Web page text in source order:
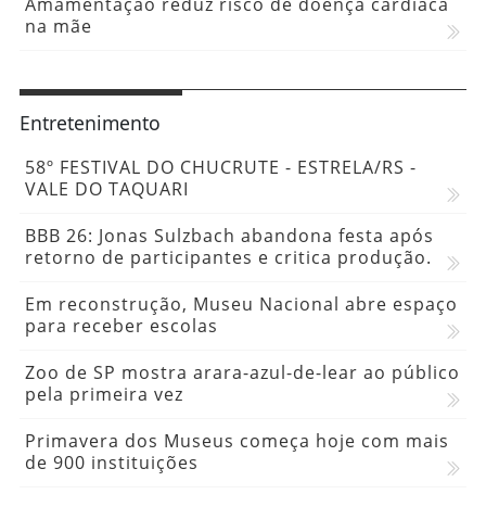
na mãe
Entretenimento
58º FESTIVAL DO CHUCRUTE - ESTRELA/RS -
VALE DO TAQUARI
BBB 26: Jonas Sulzbach abandona festa após
retorno de participantes e critica produção.
Em reconstrução, Museu Nacional abre espaço
para receber escolas
Zoo de SP mostra arara-azul-de-lear ao público
pela primeira vez
Primavera dos Museus começa hoje com mais
de 900 instituições